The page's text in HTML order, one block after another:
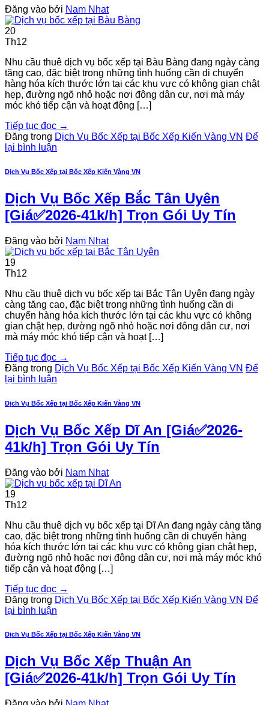
Đăng vào bởi Nam Nhat
20
Th12
Nhu cầu thuê dịch vụ bốc xếp tại Bàu Bàng đang ngày càng
tăng cao, đặc biệt trong những tình huống cần di chuyển
hàng hóa kích thước lớn tại các khu vực có không gian chật
hẹp, đường ngõ nhỏ hoặc nơi đông dân cư, nơi mà máy
móc khó tiếp cận và hoạt động […]
Tiếp tục đọc →
Đăng trong Dịch Vụ Bốc Xếp tại Bốc Xếp Kiến Vàng VN Để
lại bình luận
Dịch Vụ Bốc Xếp tại Bốc Xếp Kiến Vàng VN
Dịch Vụ Bốc Xếp Bắc Tân Uyên
[Giá✅2026-41k/h] Trọn Gói Uy Tín
Đăng vào bởi Nam Nhat
19
Th12
Nhu cầu thuê dịch vụ bốc xếp tại Bắc Tân Uyên đang ngày
càng tăng cao, đặc biệt trong những tình huống cần di
chuyển hàng hóa kích thước lớn tại các khu vực có không
gian chật hẹp, đường ngõ nhỏ hoặc nơi đông dân cư, nơi
mà máy móc khó tiếp cận và hoạt […]
Tiếp tục đọc →
Đăng trong Dịch Vụ Bốc Xếp tại Bốc Xếp Kiến Vàng VN Để
lại bình luận
Dịch Vụ Bốc Xếp tại Bốc Xếp Kiến Vàng VN
Dịch Vụ Bốc Xếp Dĩ An [Giá✅2026-
41k/h] Trọn Gói Uy Tín
Đăng vào bởi Nam Nhat
19
Th12
Nhu cầu thuê dịch vụ bốc xếp tại Dĩ An đang ngày càng tăng
cao, đặc biệt trong những tình huống cần di chuyển hàng
hóa kích thước lớn tại các khu vực có không gian chật hẹp,
đường ngõ nhỏ hoặc nơi đông dân cư, nơi mà máy móc khó
tiếp cận và hoạt động […]
Tiếp tục đọc →
Đăng trong Dịch Vụ Bốc Xếp tại Bốc Xếp Kiến Vàng VN Để
lại bình luận
Dịch Vụ Bốc Xếp tại Bốc Xếp Kiến Vàng VN
Dịch Vụ Bốc Xếp Thuận An
[Giá✅2026-41k/h] Trọn Gói Uy Tín